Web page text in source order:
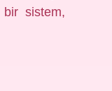
bir sistem,